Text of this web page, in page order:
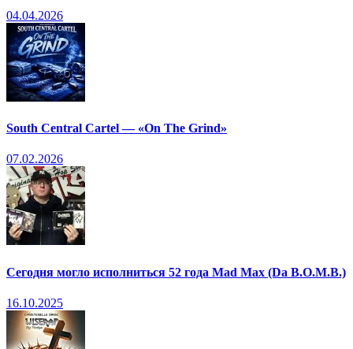
04.04.2026
South Central Cartel — «On The Grind»
07.02.2026
Сегодня могло исполниться 52 года Mad Max (Da B.O.M.B.)
16.10.2025